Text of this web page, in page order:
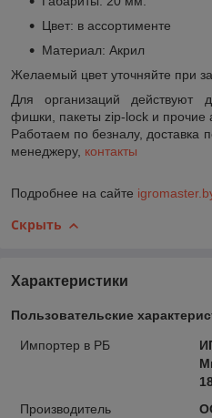
Цвет: в ассортименте
Материал: Акрил
Желаемый цвет уточняйте при
Для организаций действуют
фишки, пакеты zip-lock и прочие
Работаем по безналу, доставка
менеджеру, контакты
Подробнее на сайте
Скрыть
Характеристики
Пользовательские
Импортер в РБ
Производитель